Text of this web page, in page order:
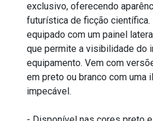
exclusivo, oferecendo
futurística de ficção
equipado com um painel
que permite a visibilidade do
equipamento. Vem com
em preto ou branco com uma
impecável.